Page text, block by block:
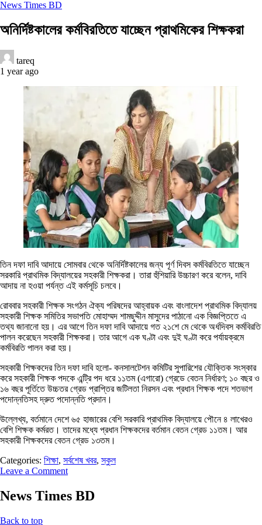
News Times BD
অনির্দিষ্টকালের কর্মবিরতিতে যাচ্ছেন প্রাথমিকের শিক্ষকরা
tareq
1 year ago
তিন দফা দাবি আদায়ে সোমবার থেকে অনির্দিষ্টকালের জন্য পূর্ণ দিবস কর্মবিরতিতে যাচ্ছেন
সরকারি প্রাথমিক বিদ্যালয়ের সহকারী শিক্ষকরা। তারা হুঁশিয়ারি উচ্চারণ করে বলেন, দাবি
আদায় না হওয়া পর্যন্ত এই কর্মসূচি চলবে।
রোববার সহকারী শিক্ষক সংগঠন ঐক্য পরিষদের আহ্বায়ক এবং বাংলাদেশ প্রাথমিক বিদ্যালয়
সহকারী শিক্ষক সমিতির সভাপতি মোহাম্মদ শামছুদ্দীন মাসুদের পাঠানো এক বিজ্ঞপ্তিতে এ
তথ্য জানানো হয়। এর আগে তিন দফা দাবি আদায়ে গত ২১শে মে থেকে অর্ধদিবস কর্মবিরতি
পালন করেছেন সহকারী শিক্ষকরা। তার আগে এক ঘণ্টা এবং দুই ঘণ্টা করে পর্যায়ক্রমে
কর্মবিরতি পালন করা হয়।
সহকারী শিক্ষকদের তিন দফা দাবি হলো- কনসালটেশন কমিটির সুপারিশের যৌক্তিক সংস্কার
করে সহকারী শিক্ষক পদকে এন্ট্রি পদ ধরে ১১তম (এগারো) গ্রেডে বেতন নির্ধারণ; ১০ বছর ও
১৬ বছর পূর্তিতে উচ্চতর গ্রেড প্রাপ্তির জটিলতা নিরসন এবং প্রধান শিক্ষক পদে শতভাগ
পদোন্নতিসহ দ্রুত পদোন্নতি প্রদান।
উল্লেখ্য, বর্তমানে দেশে ৬৫ হাজারের বেশি সরকারি প্রাথমিক বিদ্যালয়ে পৌনে ৪ লাখেরও
বেশি শিক্ষক কর্মরত। তাদের মধ্যে প্রধান শিক্ষকদের বর্তমান বেতন গ্রেড ১১তম। আর
সহকারী শিক্ষকদের বেতন গ্রেড ১৩তম।
Categories: শিক্ষা, সর্বশেষ খবর,স্কুল
Leave a Comment
News Times BD
Back to top